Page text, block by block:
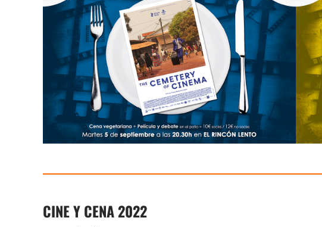
CINE Y CENA 2022